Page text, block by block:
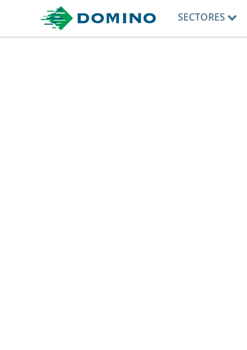
SECTORES